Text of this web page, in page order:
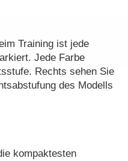
Training ist jede
Jede Farbe
Rechts sehen Sie
des Modells
kompaktesten